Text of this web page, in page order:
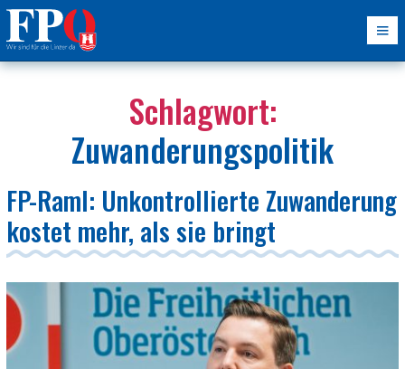
Schlagwort:
Zuwanderungspolitik
FP-Raml: Unkontrollierte Zuwanderung
kostet mehr, als sie bringt